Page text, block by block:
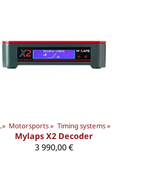
‪» Motorsports‪» Timing systems‪»
Mylaps X2 Decoder
3 990,00 €